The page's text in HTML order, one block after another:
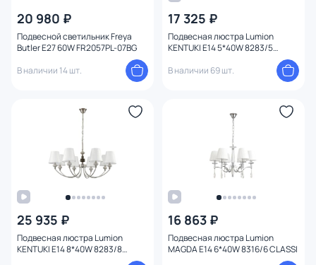
20 980 ₽
Подвесной светильник Freya
Butler E27 60W FR2057PL-07BG
В наличии 14 шт.
17 325 ₽
Подвесная люстра Lumion
KENTUKI Е14 5*40W 8283/5
В наличии 69 шт.
25 935 ₽
Подвесная люстра Lumion
KENTUKI Е14 8*40W 8283/8
16 863 ₽
Подвесная люстра Lumion
MAGDA E14 6*40W 8316/6 CLASSI
Размер
Диаметр (мм)
Глубина врезного отверстия
Количество ламп